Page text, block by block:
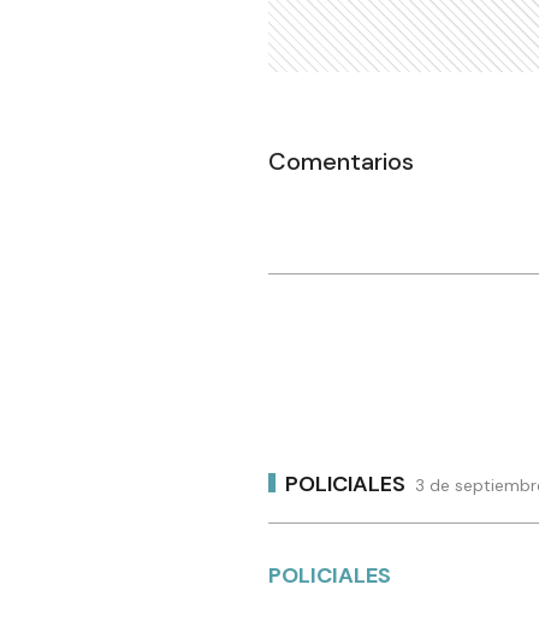
Comentarios
POLICIALES 3 de
POLICIALES